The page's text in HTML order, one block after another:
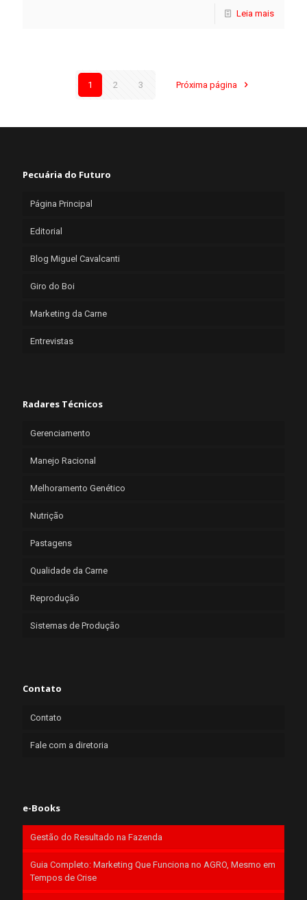
Leia mais
1 2 3 Próxima página
Pecuária do Futuro
Página Principal
Editorial
Blog Miguel Cavalcanti
Giro do Boi
Marketing da Carne
Entrevistas
Radares Técnicos
Gerenciamento
Manejo Racional
Melhoramento Genético
Nutrição
Pastagens
Qualidade da Carne
Reprodução
Sistemas de Produção
Contato
Contato
Fale com a diretoria
e-Books
Gestão do Resultado na Fazenda
Guia Completo: Marketing Que Funciona no AGRO, Mesmo em
Tempos de Crise